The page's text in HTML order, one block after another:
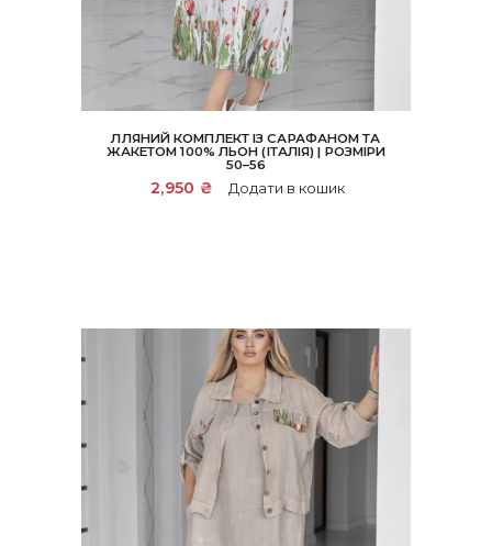
ЛЛЯНИЙ КОМПЛЕКТ ІЗ САРАФАНОМ ТА
ЖАКЕТОМ 100% ЛЬОН (ІТАЛІЯ) | РОЗМІРИ
50–56
2,950 ₴ Додати в кошик